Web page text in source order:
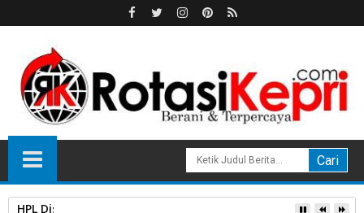
HPL Disorot, PT Sosor Tala Jaya Tolak Perluasan Kampung